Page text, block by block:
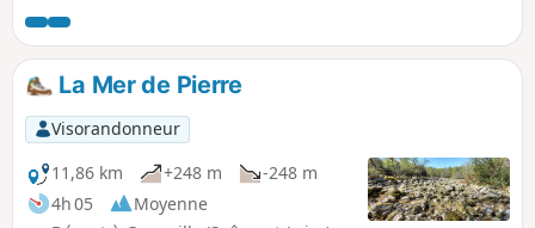
cette randonnée qui emprunte chemins et petites routes.
La Mer de Pierre
Visorandonneur
11,86 km
+248 m
-248 m
4h 05
Moyenne